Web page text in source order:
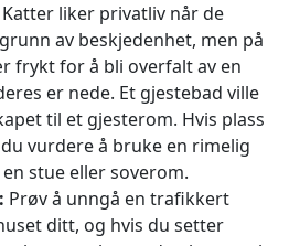
Katter liker privatliv når de
av beskjedenhet, men på
frykt for å bli overfalt av en
er nede. Et gjestebad ville
til et gjesterom. Hvis plass
vurdere å bruke en rimelig
stue eller soverom.
Prøv å unngå en trafikkert
ditt, og hvis du setter